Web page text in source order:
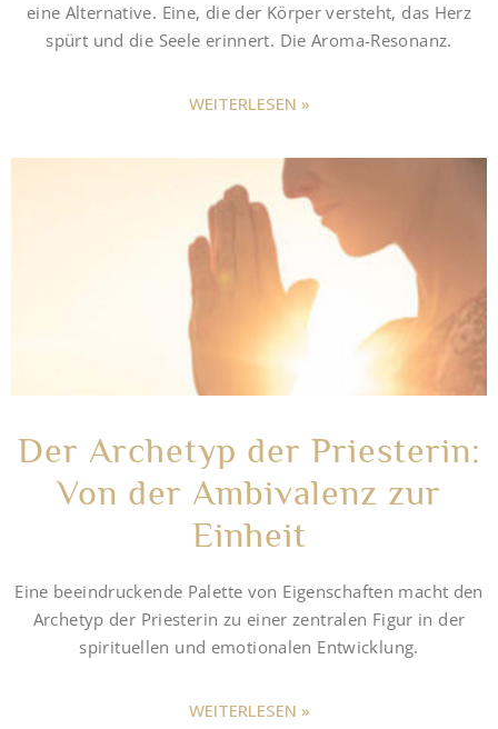
eine Alternative. Eine, die der Körper versteht, das Herz
spürt und die Seele erinnert. Die Aroma-Resonanz.
WEITERLESEN »
Der Archetyp der Priesterin:
Von der Ambivalenz zur
Einheit
Eine beeindruckende Palette von Eigenschaften macht den
Archetyp der Priesterin zu einer zentralen Figur in der
spirituellen und emotionalen Entwicklung.
WEITERLESEN »